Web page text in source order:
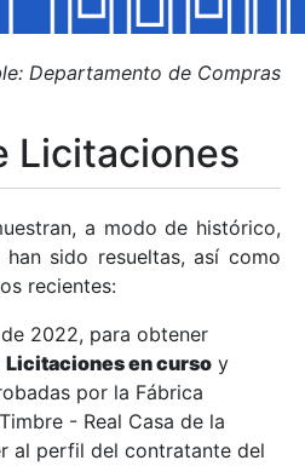
Departamento de Compras
Licitaciones
a modo de histórico,
sido resueltas, así como
recientes:
2022, para obtener
Licitaciones en curso y
por la Fábrica
- Real Casa de la
al perfil del contratante del